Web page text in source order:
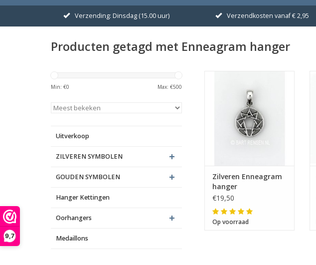
9,7
Verzending: Dinsdag (15.00 uur) Verzendkosten vanaf € 2,95
Producten getagd met Enneagram hanger
Min: €0 Max: €500
Uitverkoop
ZILVEREN SYMBOLEN
GOUDEN SYMBOLEN
Hanger Kettingen
Oorhangers
Medaillons
Zilveren Enneagram
hanger
€19,50
Op voorraad